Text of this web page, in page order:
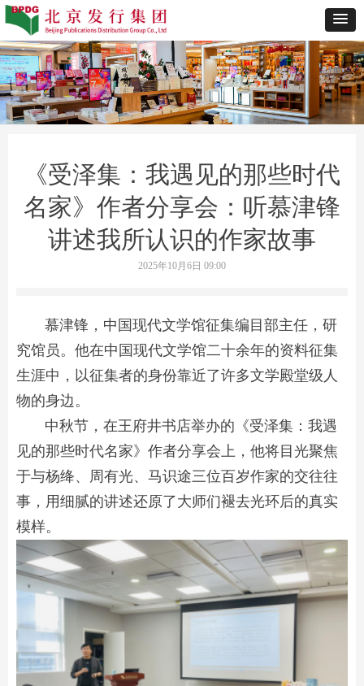
慕津锋，中国现代文学馆征集编目部主任，研
究馆员。他在中国现代文学馆二十余年的资料征集
生涯中，以征集者的身份靠近了许多文学殿堂级人
物的身边。
中秋节，在王府井书店举办的《受泽集：我遇
见的那些时代名家》作者分享会上，他将目光聚焦
于与杨绛、周有光、马识途三位百岁作家的交往往
事，用细腻的讲述还原了大师们褪去光环后的真实
模样。
《受泽集：我遇见的那些时代
名家》作者分享会：听慕津锋
讲述我所认识的作家故事
2025年10月6日 09:00